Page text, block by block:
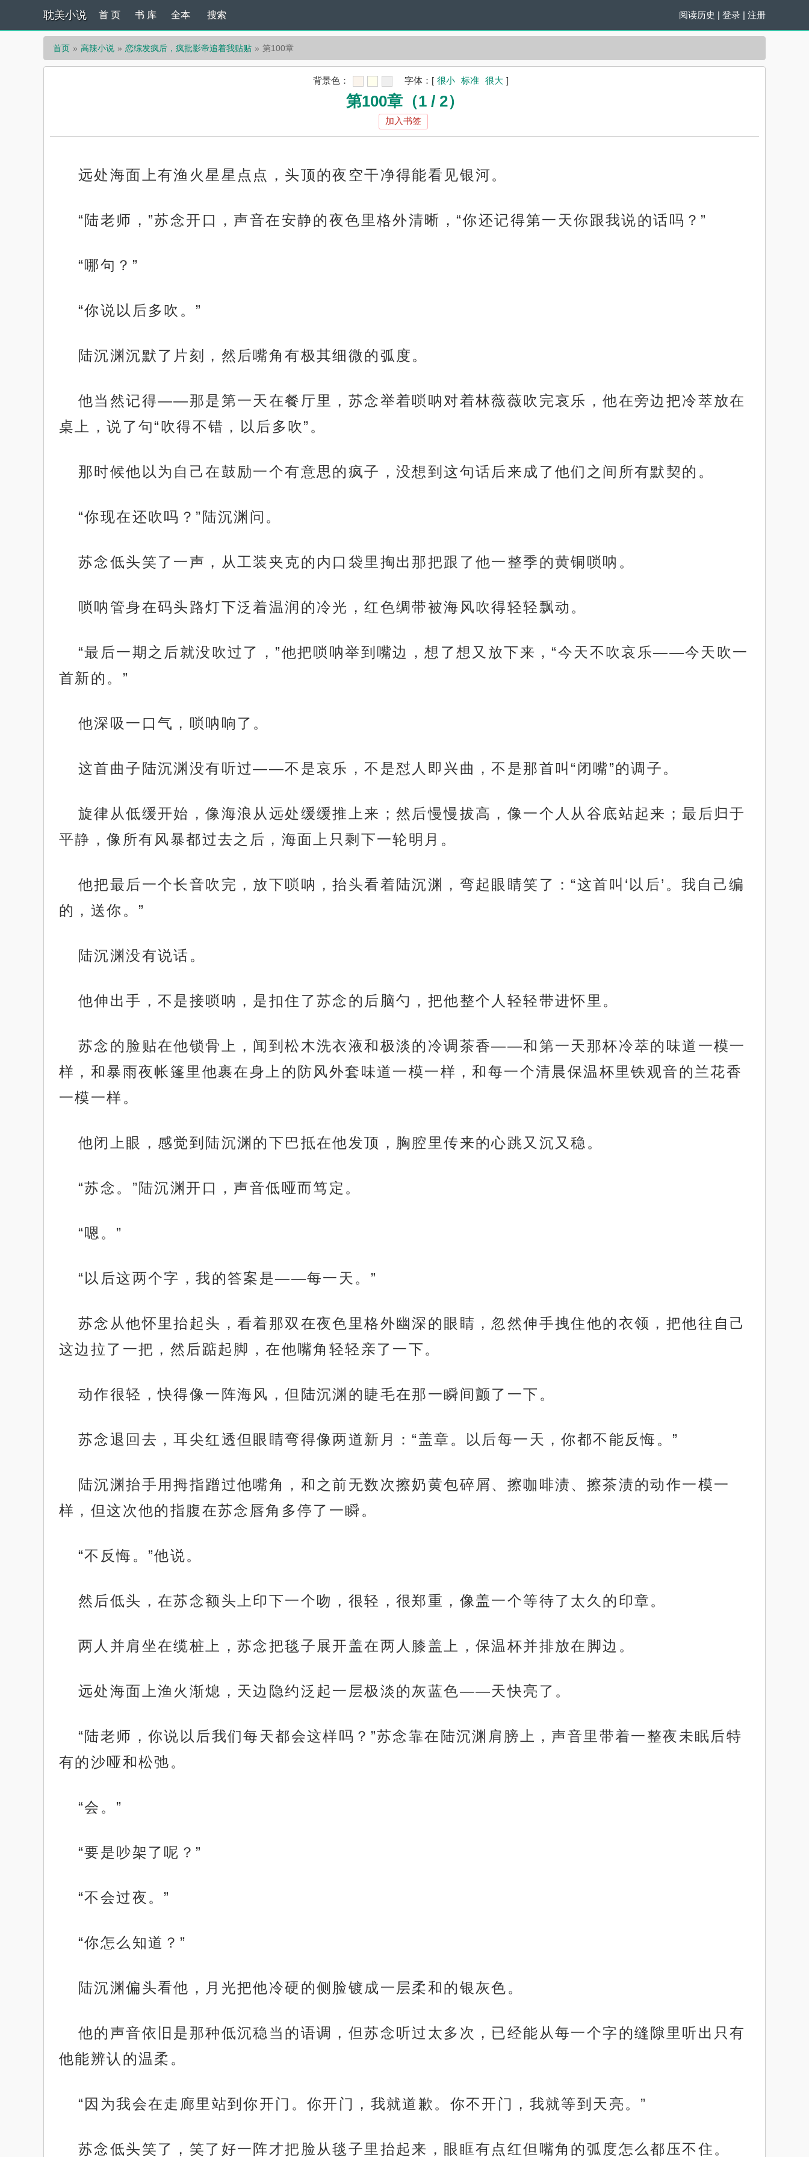
耽美小说 阅读历史 | 登录 | 注册
首 页 书 库 全本 搜索
首页 高辣小说 恋综发疯后，疯批影帝追着我贴贴 第100章
背景色： 字体： [ 很小 标准 很大 ]
第100章（1 / 2）
加入书签
远处海面上有渔火星星点点，头顶的夜空干净得能看见银河。
“陆老师，”苏念开口，声音在安静的夜色里格外清晰，“你还记得第一天你跟我说的话吗？”
“哪句？”
“你说以后多吹。”
陆沉渊沉默了片刻，然后嘴角有极其细微的弧度。
他当然记得——那是第一天在餐厅里，苏念举着唢呐对着林薇薇吹完哀乐，他在旁边把冷萃放在
桌上，说了句“吹得不错，以后多吹”。
那时候他以为自己在鼓励一个有意思的疯子，没想到这句话后来成了他们之间所有默契的。
“你现在还吹吗？”陆沉渊问。
苏念低头笑了一声，从工装夹克的内口袋里掏出那把跟了他一整季的黄铜唢呐。
唢呐管身在码头路灯下泛着温润的冷光，红色绸带被海风吹得轻轻飘动。
“最后一期之后就没吹过了，”他把唢呐举到嘴边，想了想又放下来，“今天不吹哀乐——今天吹一
首新的。”
他深吸一口气，唢呐响了。
这首曲子陆沉渊没有听过——不是哀乐，不是怼人即兴曲，不是那首叫“闭嘴”的调子。
旋律从低缓开始，像海浪从远处缓缓推上来；然后慢慢拔高，像一个人从谷底站起来；最后归于
平静，像所有风暴都过去之后，海面上只剩下一轮明月。
他把最后一个长音吹完，放下唢呐，抬头看着陆沉渊，弯起眼睛笑了：“这首叫‘以后’。我自己编
的，送你。”
陆沉渊没有说话。
他伸出手，不是接唢呐，是扣住了苏念的后脑勺，把他整个人轻轻带进怀里。
苏念的脸贴在他锁骨上，闻到松木洗衣液和极淡的冷调茶香——和第一天那杯冷萃的味道一模一
样，和暴雨夜帐篷里他裹在身上的防风外套味道一模一样，和每一个清晨保温杯里铁观音的兰花香
一模一样。
他闭上眼，感觉到陆沉渊的下巴抵在他发顶，胸腔里传来的心跳又沉又稳。
“苏念。”陆沉渊开口，声音低哑而笃定。
“嗯。”
“以后这两个字，我的答案是——每一天。”
苏念从他怀里抬起头，看着那双在夜色里格外幽深的眼睛，忽然伸手拽住他的衣领，把他往自己
这边拉了一把，然后踮起脚，在他嘴角轻轻亲了一下。
动作很轻，快得像一阵海风，但陆沉渊的睫毛在那一瞬间颤了一下。
苏念退回去，耳尖红透但眼睛弯得像两道新月：“盖章。以后每一天，你都不能反悔。”
陆沉渊抬手用拇指蹭过他嘴角，和之前无数次擦奶黄包碎屑、擦咖啡渍、擦茶渍的动作一模一
样，但这次他的指腹在苏念唇角多停了一瞬。
“不反悔。”他说。
然后低头，在苏念额头上印下一个吻，很轻，很郑重，像盖一个等待了太久的印章。
两人并肩坐在缆桩上，苏念把毯子展开盖在两人膝盖上，保温杯并排放在脚边。
远处海面上渔火渐熄，天边隐约泛起一层极淡的灰蓝色——天快亮了。
“陆老师，你说以后我们每天都会这样吗？”苏念靠在陆沉渊肩膀上，声音里带着一整夜未眠后特
有的沙哑和松弛。
“会。”
“要是吵架了呢？”
“不会过夜。”
“你怎么知道？”
陆沉渊偏头看他，月光把他冷硬的侧脸镀成一层柔和的银灰色。
他的声音依旧是那种低沉稳当的语调，但苏念听过太多次，已经能从每一个字的缝隙里听出只有
他能辨认的温柔。
“因为我会在走廊里站到你开门。你开门，我就道歉。你不开门，我就等到天亮。”
苏念低头笑了，笑了好一阵才把脸从毯子里抬起来，眼眶有点红但嘴角的弧度怎么都压不住。